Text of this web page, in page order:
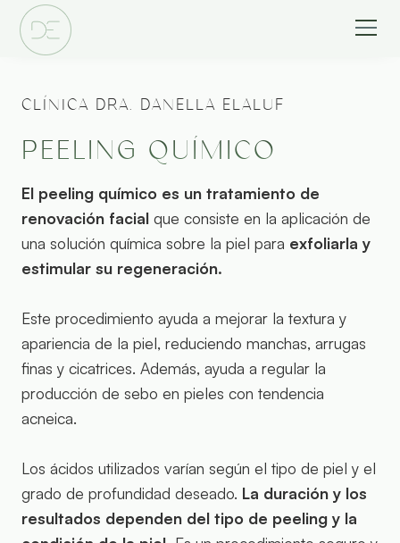
CLÍNICA DRA. DANELLA ELALUF
PEELING QUÍMICO
El peeling químico es un tratamiento de
renovación facial que consiste en la aplicación de
una solución química sobre la piel para exfoliarla y
estimular su regeneración.
Este procedimiento ayuda a mejorar la textura y
apariencia de la piel, reduciendo manchas, arrugas
finas y cicatrices. Además, ayuda a regular la
producción de sebo en pieles con tendencia
acneica.
Los ácidos utilizados varían según el tipo de piel y el
grado de profundidad deseado. La duración y los
resultados dependen del tipo de peeling y la